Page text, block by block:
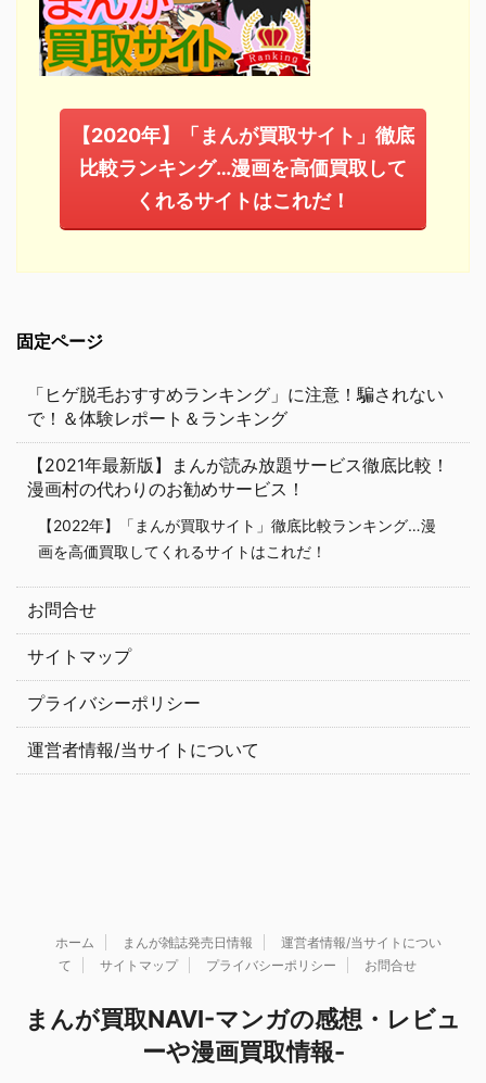
【2020年】「まんが買取サイト」徹底
比較ランキング…漫画を高価買取して
くれるサイトはこれだ！
固定ページ
「ヒゲ脱毛おすすめランキング」に注意！騙されない
で！＆体験レポート＆ランキング
【2021年最新版】まんが読み放題サービス徹底比較！
漫画村の代わりのお勧めサービス！
【2022年】「まんが買取サイト」徹底比較ランキング…漫
画を高価買取してくれるサイトはこれだ！
お問合せ
サイトマップ
プライバシーポリシー
運営者情報/当サイトについて
ホーム まんが雑誌発売日情報
運営者情報/当サイトについ
て
サイトマップ プライバシーポリシー お問合せ
まんが買取NAVI-マンガの感想・レビュ
ーや漫画買取情報-